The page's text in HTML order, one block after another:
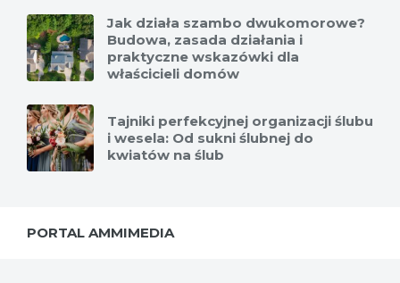
Jak działa szambo dwukomorowe?
Budowa, zasada działania i
praktyczne wskazówki dla
właścicieli domów
Tajniki perfekcyjnej organizacji ślubu
i wesela: Od sukni ślubnej do
kwiatów na ślub
PORTAL AMMIMEDIA